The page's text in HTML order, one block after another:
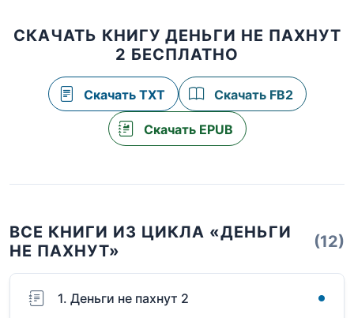
СКАЧАТЬ КНИГУ ДЕНЬГИ НЕ ПАХНУТ
2 БЕСПЛАТНО
Скачать TXT Скачать FB2
Скачать EPUB
ВСЕ КНИГИ ИЗ ЦИКЛА «ДЕНЬГИ
НЕ ПАХНУТ»
(12)
1. Деньги не пахнут 2